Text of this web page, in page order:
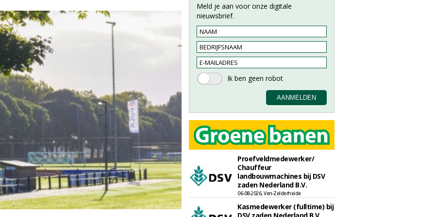
Meld je aan voor onze digitale
nieuwsbrief.
Proefveldmedewerker/
Chauffeur
landbouwmachines bij DSV
zaden Nederland B.V.
06-08-2026, Ven-Zelderheide
Kasmedewerker (fulltime) bij